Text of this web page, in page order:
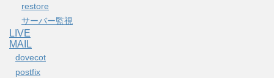
restore
サーバー監視
LIVE
MAIL
dovecot
postfix